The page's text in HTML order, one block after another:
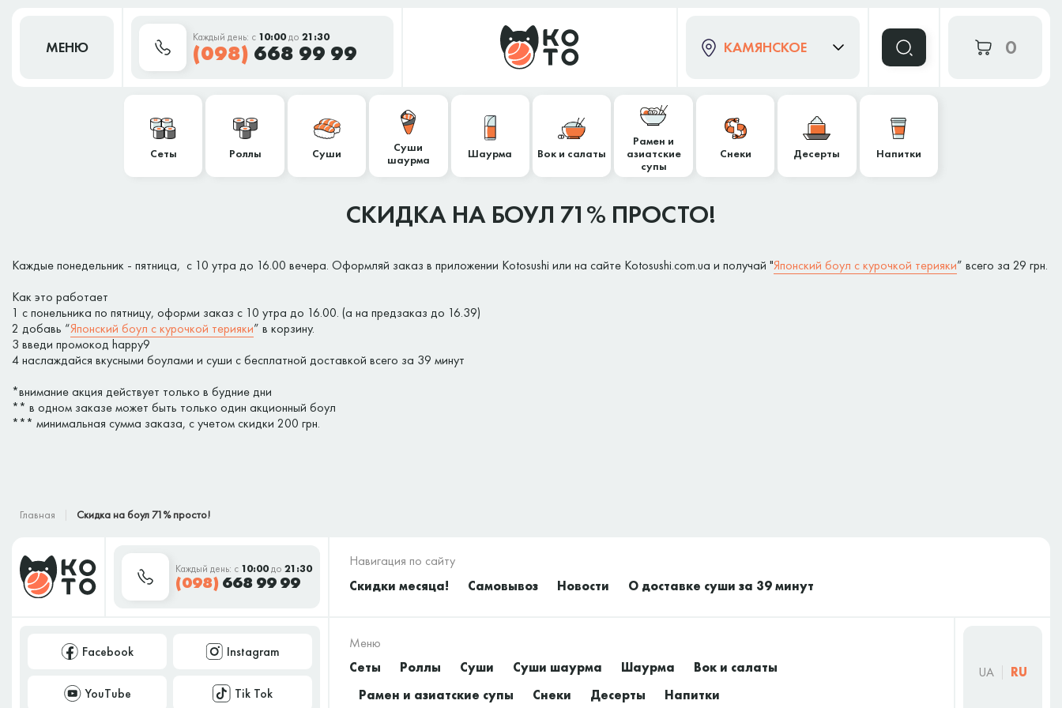
МЕНЮ
Каждый день: с 10:00до 21:30
(098) 668 99 99 КАМЯНСКОЕ 0
Сеты Роллы Суши
Суши
шаурма
Шаурма Вок и салаты
Рамен и
азиатские
супы
Снеки Десерты Напитки
СКИДКА НА БОУЛ 71% ПРОСТО!
Каждые понедельник - пятница, с 10 утра до 16.00 вечера. Оформляй заказ в приложении Kotosushi или на сайте Kotosushi.com.ua и получай "Японский боул с курочкой терияки” всего за 29 грн.
Как это работает
1 с понельника по пятницу, оформи заказ с 10 утра до 16.00. (а на предзаказ до 16.39)
2 добавь “Японский боул с курочкой терияки” в корзину.
3 введи промокод happy9
4 наслаждайся вкусными боулами и суши с бесплатной доставкой всего за 39 минут
*внимание акция действует только в будние дни
** в одном заказе может быть только один акционный боул
*** минимальная сумма заказа, с учетом скидки 200 грн.
Главная Скидка на боул 71% просто!
Каждый день: с 10:00до 21:30
(098) 668 99 99
Навигация по сайту
Скидки месяца!
Самовывоз Новости О доставке суши за 39 минут
Facebook Instagram
YouTube Tik Tok
Меню
Сеты
Роллы Суши Суши шаурма Шаурма
Вок и салаты
Рамен и азиатские супы
Снеки Десерты Напитки
UA RU